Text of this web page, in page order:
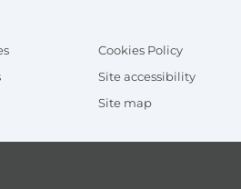
Cookies Policy
Site accessibility
Site map